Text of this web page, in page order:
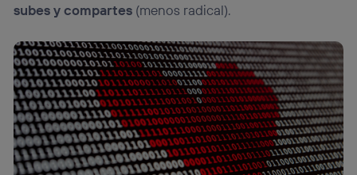
subes y compartes (menos radical).